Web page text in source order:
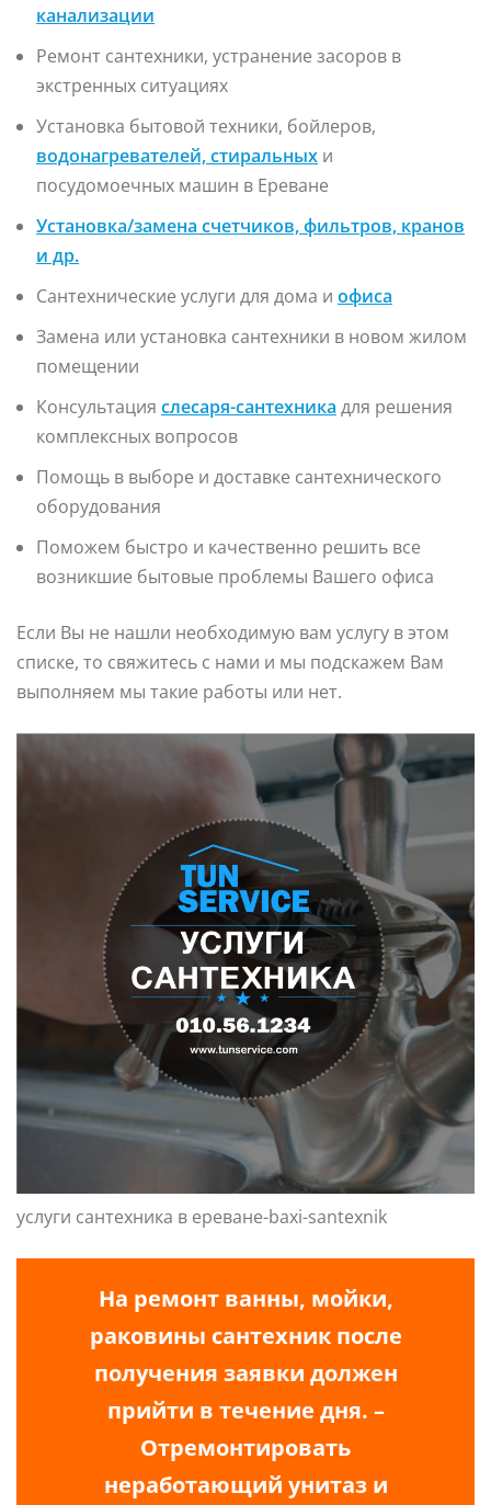
канализации
Ремонт сантехники, устранение засоров в
экстренных ситуациях
Установка бытовой техники, бойлеров,
водонагревателей, стиральных и
посудомоечных машин в Ереване
Установка/замена счетчиков, фильтров, кранов
и др.
Сантехнические услуги для дома и офиса
Замена или установка сантехники в новом жилом
помещении
Консультация слесаря-сантехника для решения
комплексных вопросов
Помощь в выборе и доставке сантехнического
оборудования
Поможем быстро и качественно решить все
возникшие бытовые проблемы Вашего офиса
Если Вы не нашли необходимую вам услугу в этом
списке, то свяжитесь с нами и мы подскажем Вам
выполняем мы такие работы или нет.
услуги сантехника в ереване-baxi-santexnik
На ремонт ванны, мойки,
раковины сантехник после
получения заявки должен
прийти в течение дня. –
Отремонтировать
неработающий унитаз и